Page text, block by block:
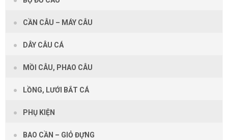
CẦN CÂU – MÁY CÂU
DÂY CÂU CÁ
MỒI CÂU, PHAO CÂU
LỒNG, LƯỚI BẮT CÁ
PHỤ KIỆN
BAO CẦN – GIỎ ĐỰNG